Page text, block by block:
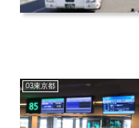
03東京都